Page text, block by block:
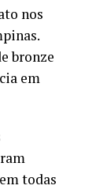
nos
bronze
em
todas